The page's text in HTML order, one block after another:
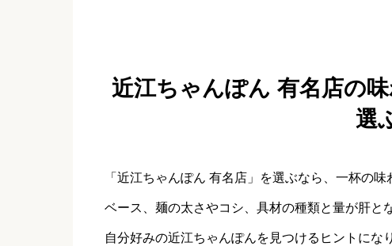
近江ちゃんぽん 有名店の
選
「近江ちゃんぽん 有名店」を選ぶなら、一杯の
ベース、麺の太さやコシ、具材の種類と量が肝と
自分好みの近江ちゃんぽんを見つけるヒントにな